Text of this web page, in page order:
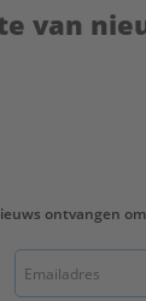
van
ontvangen